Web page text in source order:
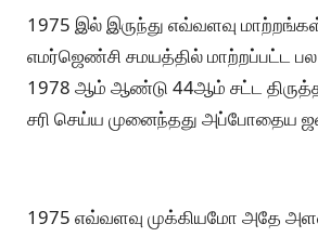
1975 இல் இருந்து எவ்வளவு
எமர்ஜெண்சி சமயத்தில் மாற்றப்பட்ட
1978 ஆம் ஆண்டு 44ஆம் சட்ட
சரி செய்ய முனைந்தது அப்போதைய
1975 எவ்வளவு முக்கியமோ அதே